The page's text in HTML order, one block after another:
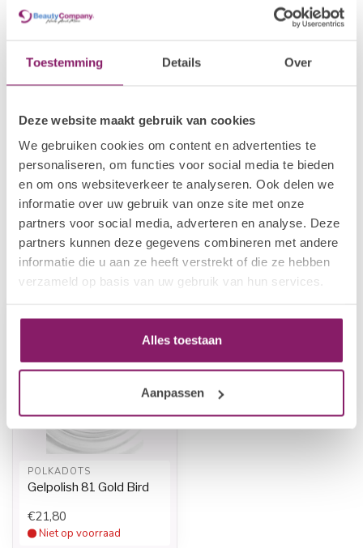
Toestemming Details Over
Deze website maakt gebruik van cookies
We gebruiken cookies om content en advertenties te
personaliseren, om functies voor social media te bieden
en om ons websiteverkeer te analyseren. Ook delen we
informatie over uw gebruik van onze site met onze
partners voor social media, adverteren en analyse. Deze
partners kunnen deze gegevens combineren met andere
informatie die u aan ze heeft verstrekt of die ze hebben
verzameld op basis van uw gebruik van hun services.
Alles toestaan
Aanpassen
POLKADOTS
€21,80
Op voorraad
POLKADOTS
Gelpolish 30 Hawaii Akepa
Op voorraad
€21,80
Recent bekeken
-30%
POLKADOTS
Gelpolish 81 Gold Bird
€21,80
Niet op voorraad